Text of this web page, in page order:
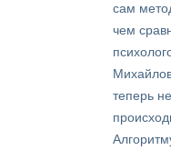
сам
чем
теперь